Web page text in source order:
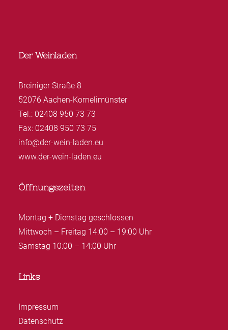
Der Weinladen
Breiniger Straße 8
52076 Aachen-Kornelimünster
Tel.: 02408 950 73 73
Fax: 02408 950 73 75
info@der-wein-laden.eu
www.der-wein-laden.eu
Öffnungszeiten
Montag + Dienstag geschlossen
Mittwoch – Freitag 14:00 – 19:00 Uhr
Samstag 10:00 – 14:00 Uhr
Links
Impressum
Datenschutz